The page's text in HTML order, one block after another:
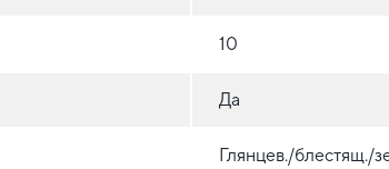
10
Да
Глянцев./блестящ./